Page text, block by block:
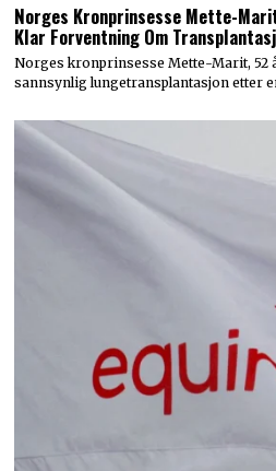
Norges Kronprinsesse Mette-
Klar Forventning Om
Norges kronprinsesse Mette-Marit, 52
sannsynlig lungetransplantasjon etter